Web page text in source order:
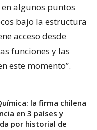
algunos puntos
bajo la estructura
acceso desde
funciones y las
este momento”.
la firma chilena
en 3 países y
por historial de